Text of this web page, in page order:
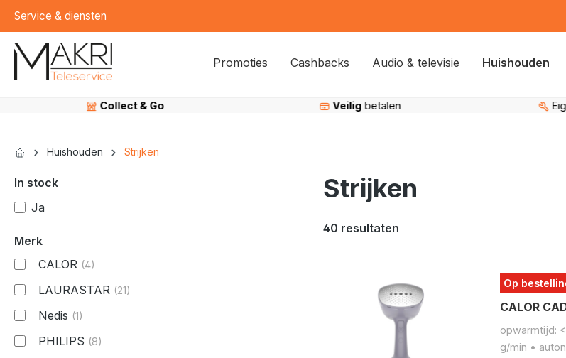
general.skipToNavigation
Service & diensten
Promoties Cashbacks Audio & televisie Huishouden
Veiligbetalen Eigenhersteldienst
Huishouden Strijken
In stock
Ja
Merk
CALOR (4)
LAURASTAR (21)
Nedis (1)
PHILIPS (8)
Strijken
40 resultaten
Op
CALOR
opwarmtijd:
g/min •